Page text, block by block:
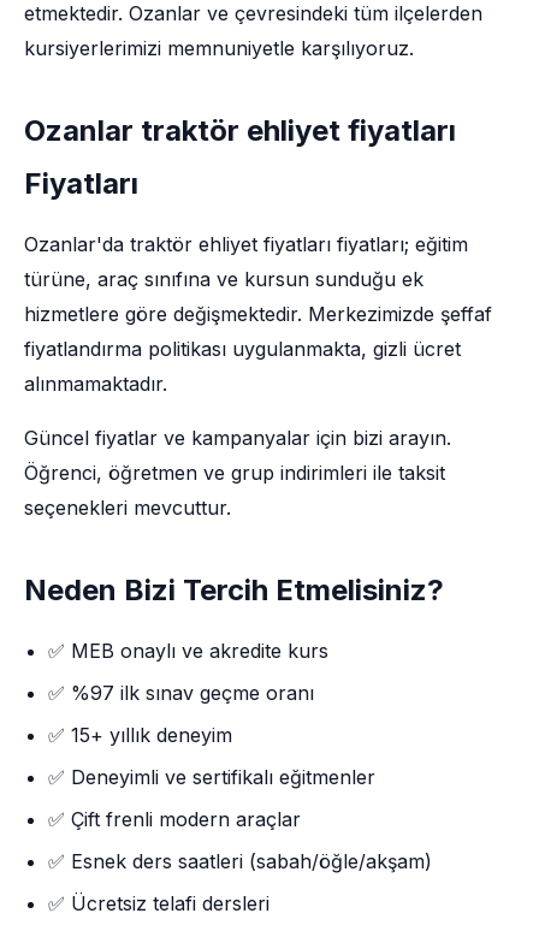
etmektedir. Ozanlar ve çevresindeki tüm ilçelerden
kursiyerlerimizi memnuniyetle karşılıyoruz.
Ozanlar traktör ehliyet fiyatları
Fiyatları
Ozanlar'da traktör ehliyet fiyatları fiyatları; eğitim
türüne, araç sınıfına ve kursun sunduğu ek
hizmetlere göre değişmektedir. Merkezimizde şeffaf
fiyatlandırma politikası uygulanmakta, gizli ücret
alınmamaktadır.
Güncel fiyatlar ve kampanyalar için bizi arayın.
Öğrenci, öğretmen ve grup indirimleri ile taksit
seçenekleri mevcuttur.
Neden Bizi Tercih Etmelisiniz?
✅ MEB onaylı ve akredite kurs
✅ %97 ilk sınav geçme oranı
✅ 15+ yıllık deneyim
✅ Deneyimli ve sertifikalı eğitmenler
✅ Çift frenli modern araçlar
✅ Esnek ders saatleri (sabah/öğle/akşam)
✅ Ücretsiz telafi dersleri